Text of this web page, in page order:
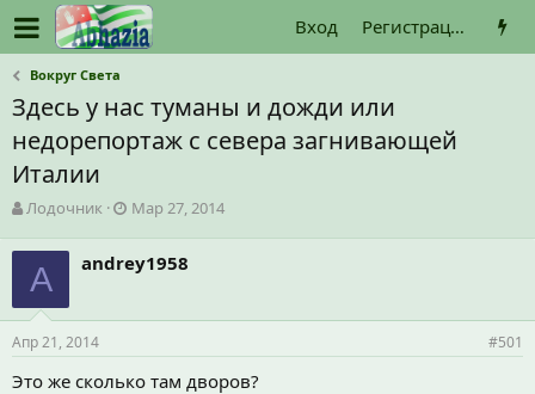
Вход Регистрация
Вокруг Света
Здесь у нас туманы и дожди или
недорепортаж с севера загнивающей
Италии
А
т
р
т
е
м
ы
Лодочник
Д
а
а
л
Мар 27, 2014
A andrey1958
Апр 21, 2014 #501
Это же сколько там дворов?